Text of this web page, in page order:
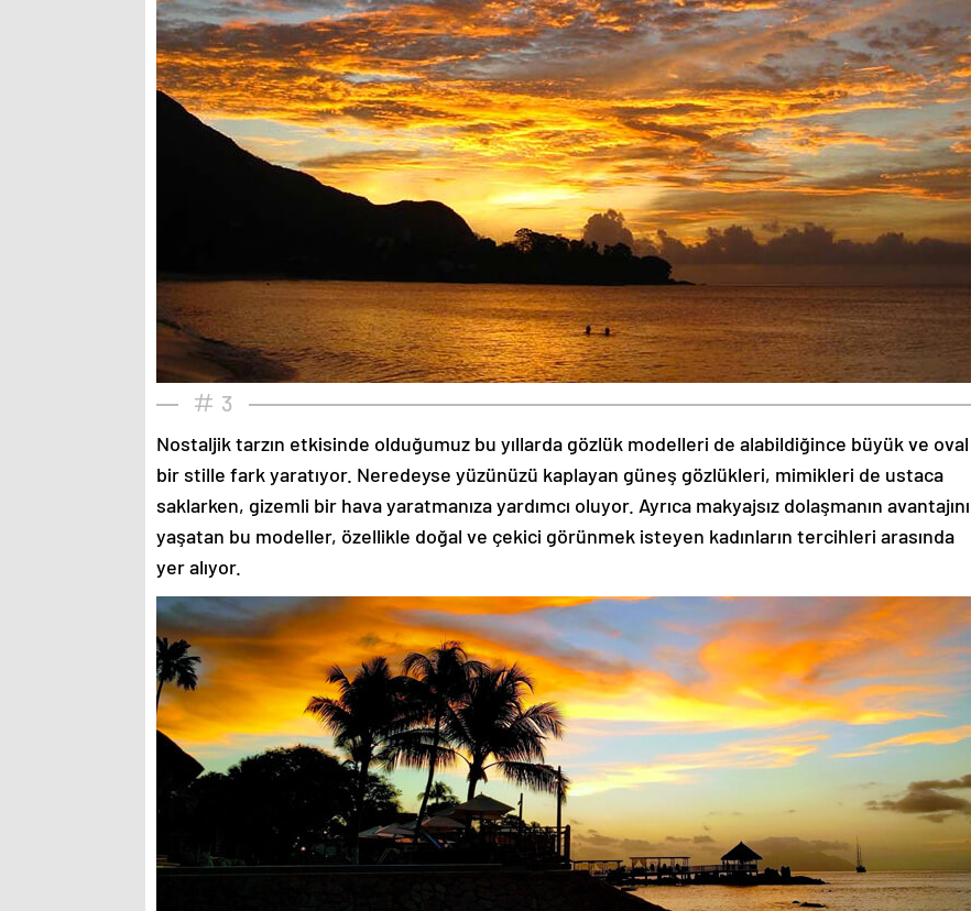
3
Nostaljik tarzın etkisinde olduğumuz bu yıllarda gözlük modelleri de alabildiğince büyük ve oval
bir stille fark yaratıyor. Neredeyse yüzünüzü kaplayan güneş gözlükleri, mimikleri de ustaca
saklarken, gizemli bir hava yaratmanıza yardımcı oluyor. Ayrıca makyajsız dolaşmanın avantajını
yaşatan bu modeller, özellikle doğal ve çekici görünmek isteyen kadınların tercihleri arasında
yer alıyor.